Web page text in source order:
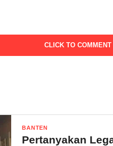
CLICK TO COMMENT
BANTEN
Pertanyakan